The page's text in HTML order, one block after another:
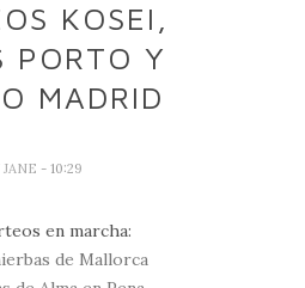
KOSEI,
PORTO Y
MADRID
JANE - 10:29
en marcha:
de Mallorca